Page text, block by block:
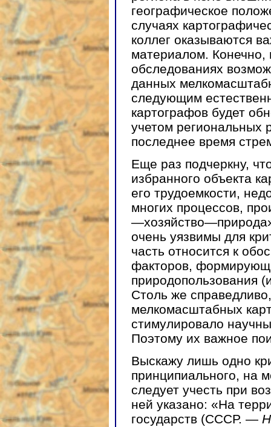
географическое
случаях
коллег оказываются
материалом.
обследованиях
данных
следующим
картографов будет
учетом региональных
последнее время
Еще раз подчеркну,
избранного объекта
его трудоемкости,
многих процессов,
очень уязвимы для
часть относится к
факторов,
природопользования
Столь же
мелкомасштабных
стимулировало
Поэтому их важное
Выскажу лишь одно
принципиального, на
следует учесть при
ней указано: «На
государств (СССР. —